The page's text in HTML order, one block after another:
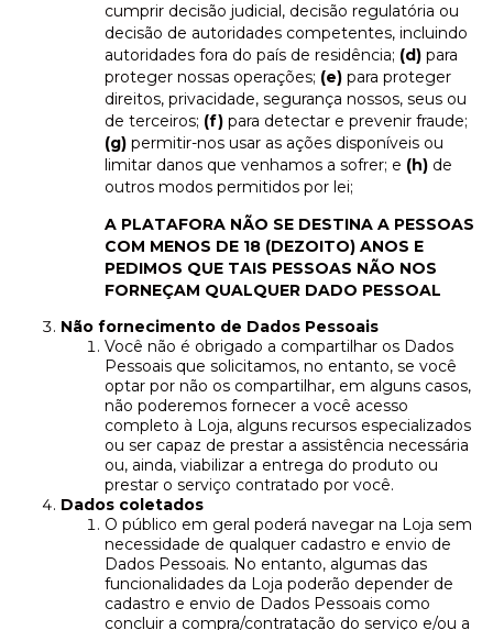
cumprir decisão judicial, decisão regulatória ou
decisão de autoridades competentes, incluindo
autoridades fora do país de residência; (d) para
proteger nossas operações; (e) para proteger
direitos, privacidade, segurança nossos, seus ou
de terceiros; (f) para detectar e prevenir fraude;
(g) permitir-nos usar as ações disponíveis ou
limitar danos que venhamos a sofrer; e (h) de
outros modos permitidos por lei;
A PLATAFORA NÃO SE DESTINA A PESSOAS
COM MENOS DE 18 (DEZOITO) ANOS E
PEDIMOS QUE TAIS PESSOAS NÃO NOS
FORNEÇAM QUALQUER DADO PESSOAL
Não fornecimento de Dados Pessoais
Você não é obrigado a compartilhar os Dados
Pessoais que solicitamos, no entanto, se você
optar por não os compartilhar, em alguns casos,
não poderemos fornecer a você acesso
completo à Loja, alguns recursos especializados
ou ser capaz de prestar a assistência necessária
ou, ainda, viabilizar a entrega do produto ou
prestar o serviço contratado por você.
Dados coletados
O público em geral poderá navegar na Loja sem
necessidade de qualquer cadastro e envio de
Dados Pessoais. No entanto, algumas das
funcionalidades da Loja poderão depender de
cadastro e envio de Dados Pessoais como
concluir a compra/contratação do serviço e/ou a